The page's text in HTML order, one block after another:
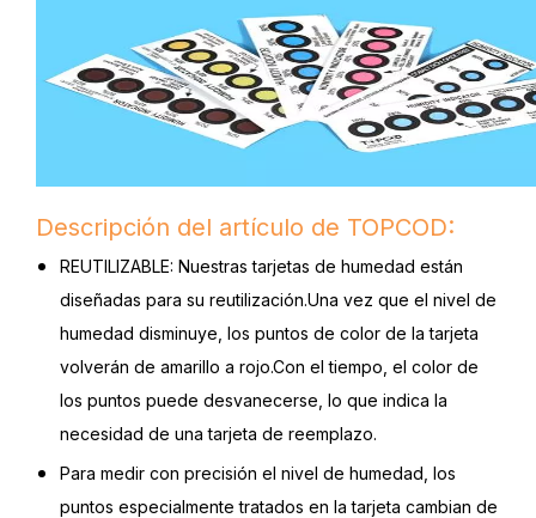
Descripción del artículo de TOPCOD:
REUTILIZABLE: Nuestras tarjetas de humedad están
diseñadas para su reutilización.Una vez que el nivel de
humedad disminuye, los puntos de color de la tarjeta
volverán de amarillo a rojo.Con el tiempo, el color de
los puntos puede desvanecerse, lo que indica la
necesidad de una tarjeta de reemplazo.
Para medir con precisión el nivel de humedad, los
puntos especialmente tratados en la tarjeta cambian de